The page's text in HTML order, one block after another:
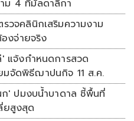
ม 4 ที่มัลดาลิกา
รวจคลินิกเสริมความงาม
งจ่ายจริง
แจ้งกำหนดการสวด
มจัดพิธีฌาปนกิจ 11 ส.ค.
' ปมงบน้ำบาดาล ชี้พื้นที่
ยสูงสุด